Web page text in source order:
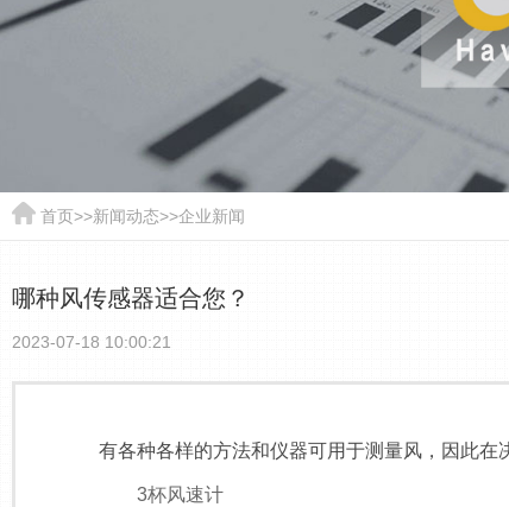
首页>>新闻动态>>企业新闻
哪种风传感器适合您？
2023-07-18 10:00:21
有各种各样的方法和仪器可用于测量风，因此在
3杯风速计